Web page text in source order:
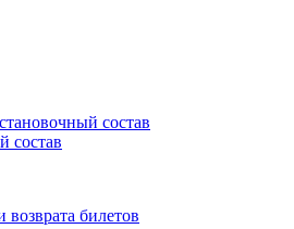
состав
состав
билетов